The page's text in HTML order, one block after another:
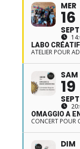
MER
16
SEPT
LABO
ATELIER POUR
SAM
19
SEPT
OMAGGIO A
CONCERT POUR
DIM